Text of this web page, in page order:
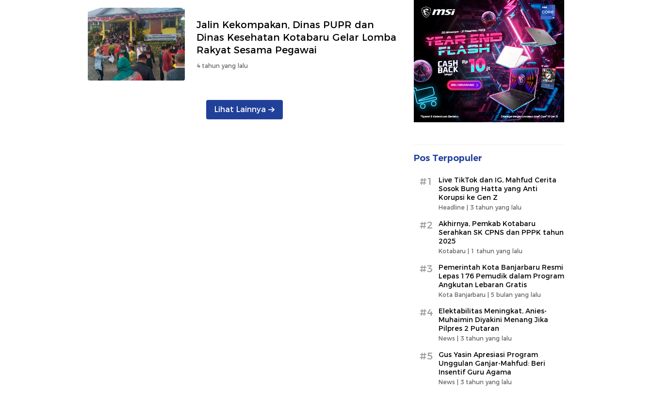
Jalin Kekompakan, Dinas PUPR dan
Dinas Kesehatan Kotabaru Gelar Lomba
Rakyat Sesama Pegawai
4 tahun yang lalu
Lihat Lainnya
Pos Terpopuler
#1
Live TikTok dan IG, Mahfud Cerita
Sosok Bung Hatta yang Anti
Korupsi ke Gen Z
Headline | 3 tahun yang lalu
#2
Akhirnya, Pemkab Kotabaru
Serahkan SK CPNS dan PPPK tahun
2025
Kotabaru | 1 tahun yang lalu
#3
Pemerintah Kota Banjarbaru Resmi
Lepas 176 Pemudik dalam Program
Angkutan Lebaran Gratis
Kota Banjarbaru | 5 bulan yang lalu
#4
Elektabilitas Meningkat, Anies-
Muhaimin Diyakini Menang Jika
Pilpres 2 Putaran
News | 3 tahun yang lalu
#5
Gus Yasin Apresiasi Program
Unggulan Ganjar-Mahfud: Beri
Insentif Guru Agama
News | 3 tahun yang lalu